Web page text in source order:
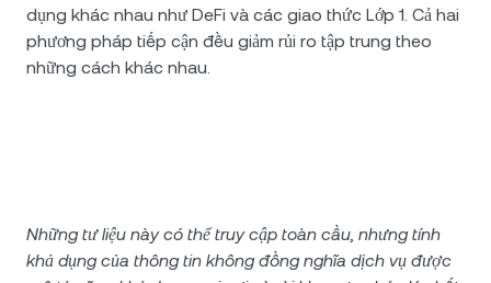
dụng khác nhau như DeFi và các giao thức Lớp 1. Cả hai
phương pháp tiếp cận đều giảm rủi ro tập trung theo
những cách khác nhau.
Những tư liệu này có thể truy cập toàn cầu, nhưng tính
khả dụng của thông tin không đồng nghĩa dịch vụ được